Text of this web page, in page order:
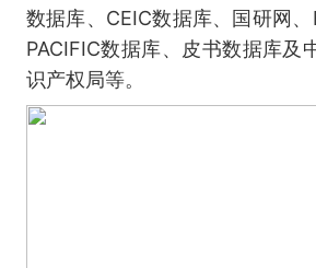
数据库、CEIC数据库、国研网
PACIFIC数据库、皮书数据库及
识产权局等。